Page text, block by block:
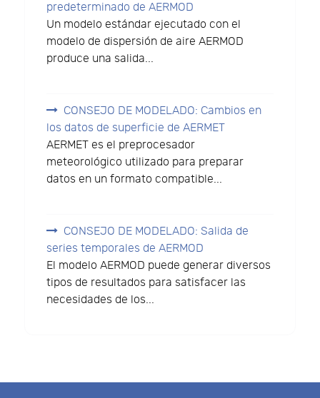
predeterminado de AERMOD
Un modelo estándar ejecutado con el
modelo de dispersión de aire AERMOD
produce una salida...
CONSEJO DE MODELADO: Cambios en
los datos de superficie de AERMET
AERMET es el preprocesador
meteorológico utilizado para preparar
datos en un formato compatible...
CONSEJO DE MODELADO: Salida de
series temporales de AERMOD
El modelo AERMOD puede generar diversos
tipos de resultados para satisfacer las
necesidades de los...